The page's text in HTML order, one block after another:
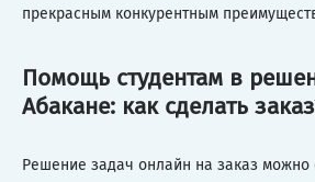
прекрасным конкурентным
Помощь студентам в
Абакане: как сделать
Решение задач онлайн на заказ